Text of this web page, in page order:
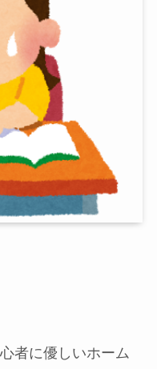
者に優しいホーム